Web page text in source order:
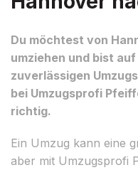
Du möchtest von
umziehen und bist
zuverlässigen
bei Umzugsprofi
richtig.
Ein Umzug kann eine
aber mit Umzugsprofi